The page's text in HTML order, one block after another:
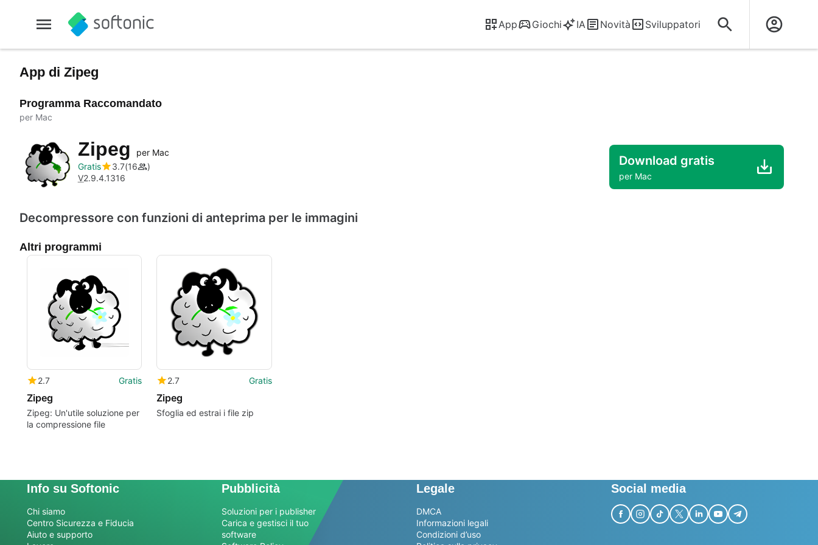
App Giochi IA Novità Sviluppatori
App di Zipeg
Programma Raccomandato
per Mac
Zipeg
per Mac
Gratis
3.7 16
V2.9.4.1316
Download gratis
per Mac
Decompressore con funzioni di anteprima per le immagini
Altri programmi
2.7 Gratis
Zipeg
Zipeg: Un'utile soluzione per
la compressione file
2.7 Gratis
Zipeg
Sfoglia ed estrai i file zip
Info su Softonic
Chi siamo
Centro Sicurezza e Fiducia
Aiuto e supporto
Pubblicità
Soluzioni per i publisher
Carica e gestisci il tuo
software
Legale
DMCA
Informazioni legali
Condizioni d’uso
Social media